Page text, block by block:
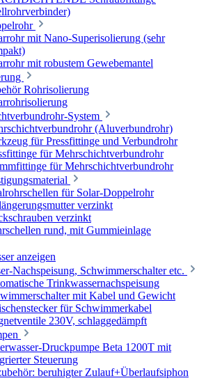
mit Nano-Superisolierung (sehr
mit robustem Gewebemantel
Rohrisolierung
System
(Aluverbundrohr)
für Pressfittinge und Verbundrohr
für Mehrschichtverbundrohr
für Mehrschichtverbundrohr
für Solar-Doppelrohr
verzinkt
verzinkt
rund, mit Gummieinlage
anzeigen
Nachspeisung, Schwimmerschalter etc.
Trinkwassernachspeisung
mit Kabel und Gewicht
für Schwimmerkabel
230V, schlaggedämpft
Druckpumpe Beta 1200T mit
Steuerung
beruhigter Zulauf+Überlaufsiphon